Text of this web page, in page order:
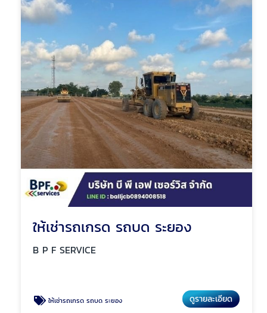
ให้เช่ารถเกรด รถบด ระยอง
B P F SERVICE
ให้เช่ารถเกรด รถบด ระยอง ดูรายละเอียด